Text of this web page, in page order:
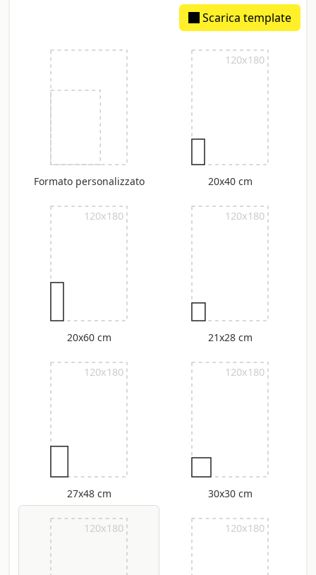
Scarica template
Formato personalizzato
120x180
20x40 cm
120x180
20x60 cm
120x180
21x28 cm
120x180
27x48 cm
120x180
30x30 cm
120x180 120x180